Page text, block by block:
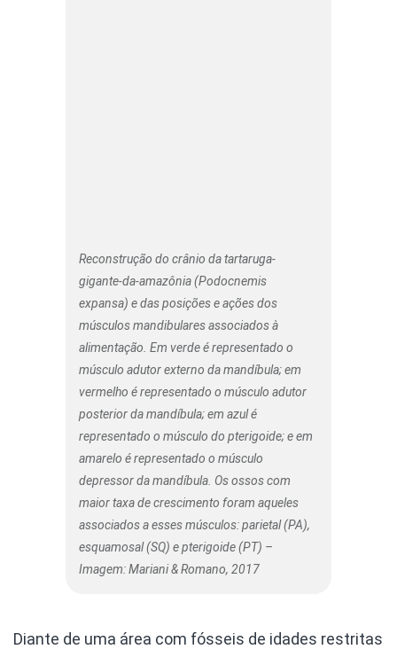
Reconstrução do crânio da tartaruga-
gigante-da-amazônia (Podocnemis
expansa) e das posições e ações dos
músculos mandibulares associados à
alimentação. Em verde é representado o
músculo adutor externo da mandíbula; em
vermelho é representado o músculo adutor
posterior da mandíbula; em azul é
representado o músculo do pterigoide; e em
amarelo é representado o músculo
depressor da mandíbula. Os ossos com
maior taxa de crescimento foram aqueles
associados a esses músculos: parietal (PA),
esquamosal (SQ) e pterigoide (PT) –
Imagem: Mariani & Romano, 2017
Diante de uma área com fósseis de idades restritas